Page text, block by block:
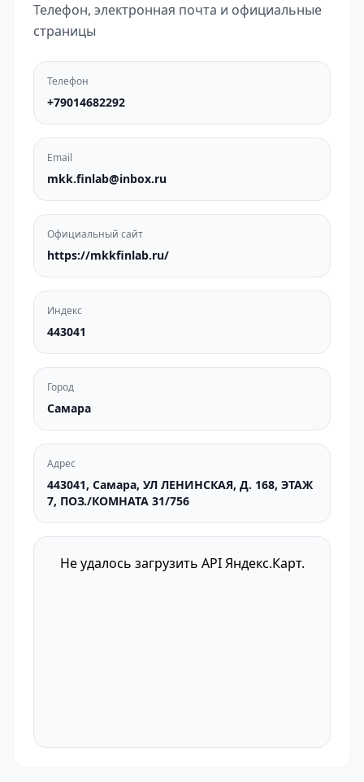
Телефон, электронная почта и официальные
страницы
Телефон
+79014682292
Email
mkk.finlab@inbox.ru
Официальный сайт
https://mkkfinlab.ru/
Индекс
443041
Город
Самара
Адрес
443041, Самара, УЛ ЛЕНИНСКАЯ, Д. 168, ЭТАЖ
7, ПОЗ./КОМНАТА 31/756
Не удалось загрузить API Яндекс.Карт.